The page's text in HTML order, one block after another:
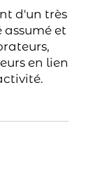
d'un très
et
en lien